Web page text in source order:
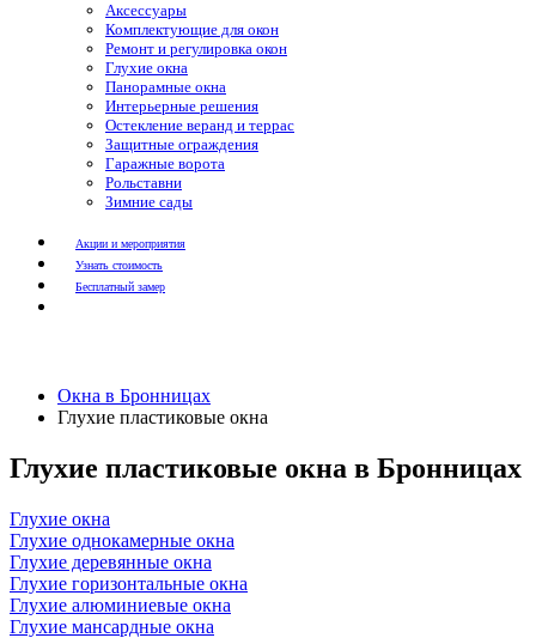
Аксессуары
Комплектующие для окон
Ремонт и регулировка окон
Глухие окна
Панорамные окна
Интерьерные решения
Остекление веранд и террас
Защитные ограждения
Гаражные ворота
Рольставни
Зимние сады
Акции и мероприятия
Узнать стоимость
Бесплатный замер
Окна в Бронницах
Глухие пластиковые окна
Глухие пластиковые окна в Бронницах
Глухие окна
Глухие однокамерные окна
Глухие деревянные окна
Глухие горизонтальные окна
Глухие алюминиевые окна
Глухие мансардные окна